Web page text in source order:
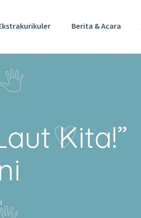
Berita & Acara
Kita!”